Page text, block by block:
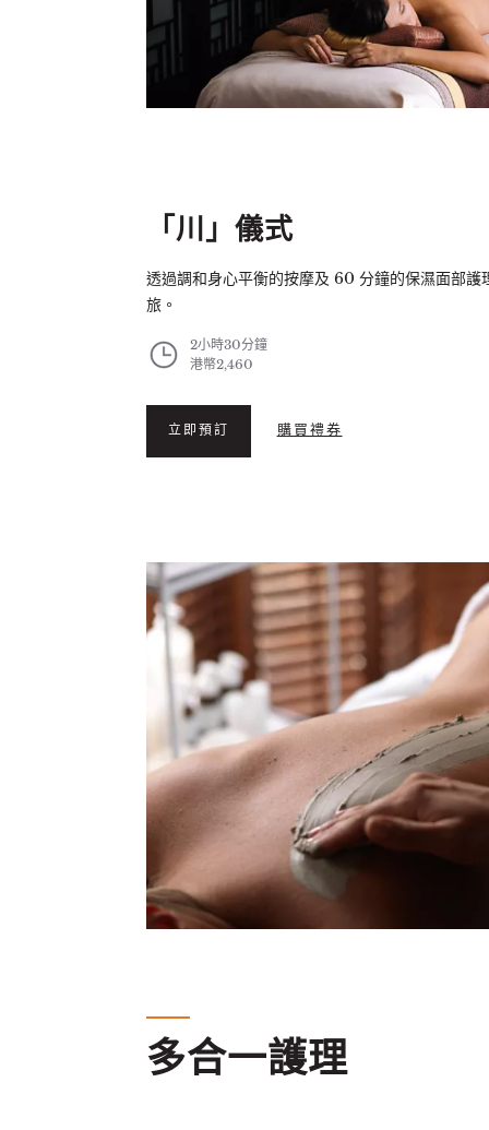
「川」儀式
透過調和身心平衡的按摩及 60 分鐘的保濕面部護
旅。
2小時30分鐘
港幣2,460
立即預訂 購買禮券
多合一護理